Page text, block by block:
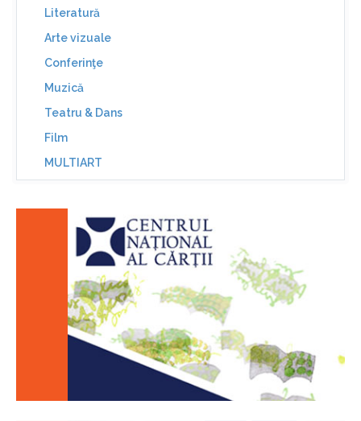
Literatură
Arte vizuale
Conferinţe
Muzică
Teatru & Dans
Film
MULTIART